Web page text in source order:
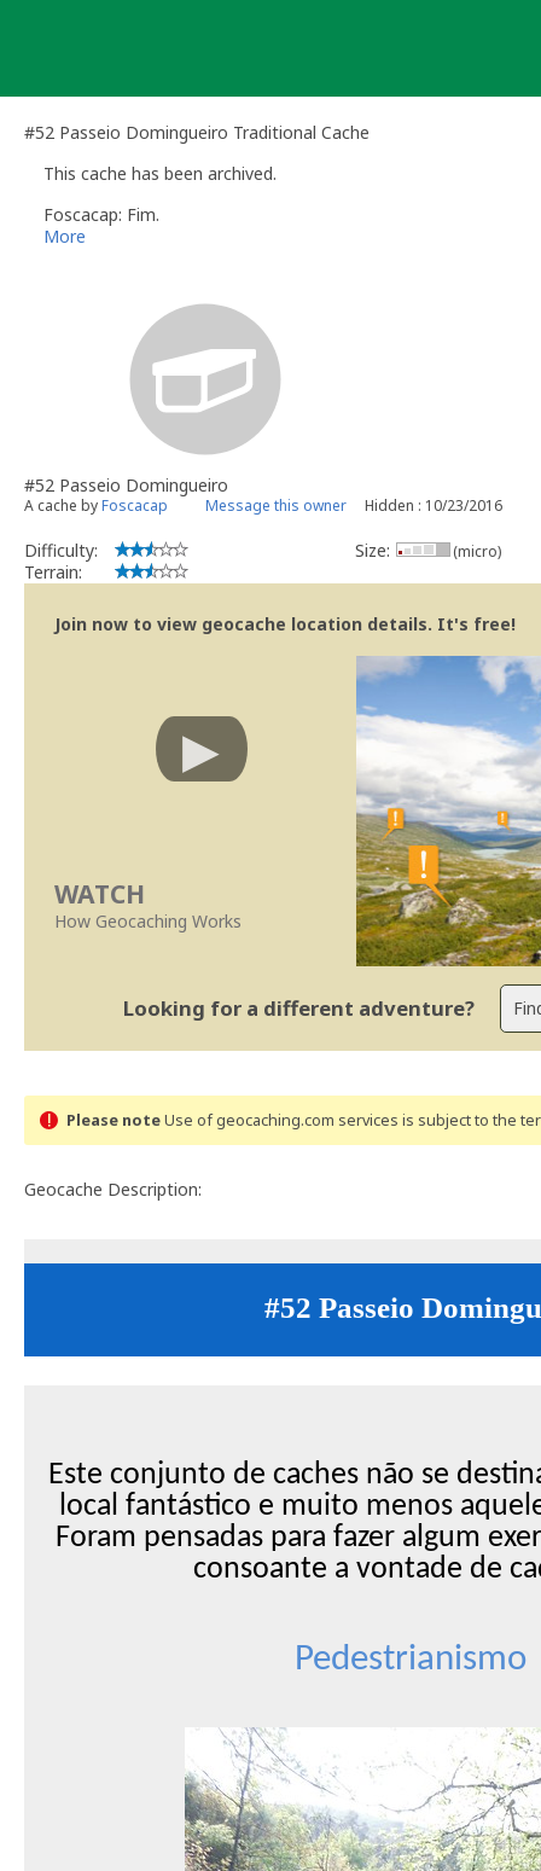
#52 Passeio Domingueiro Traditional Cache
This cache has been archived.
Foscacap: Fim.
More
#52 Passeio Domingueiro
A cache byFoscacap Message this owner Hidden : 10/23/2016
Difficulty:
Terrain:
Size: (micro)
Join now to view geocache location details. It's free!
WATCH
How Geocaching Works
Looking for a different adventure?
Please noteUse of geocaching.com services is subject to the
Geocache Description:
#52 Passeio
Este conjunto de caches não se
local fantástico e muito menos
Foram pensadas para fazer algum
consoante a vontade de
Pedestrianismo